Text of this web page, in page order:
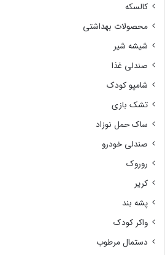
کالسکه
محصولات بهداشتی
شیشه شیر
صندلی غذا
شامپو کودک
تشک بازی
ساک حمل نوزاد
صندلی خودرو
روروک
کریر
پشه بند
واکر کودک
دستمال مرطوب